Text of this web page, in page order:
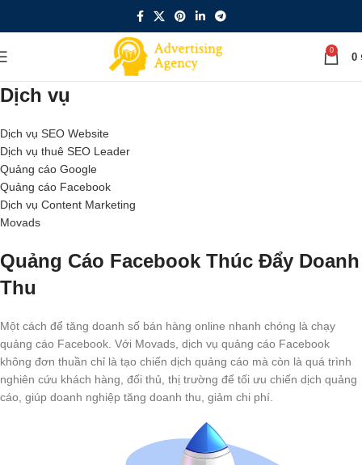
0
0
Dịch vụ
Dịch vụ SEO Website
Dịch vụ thuê SEO Leader
Quảng cáo Google
Quảng cáo Facebook
Dịch vụ Content Marketing
Movads
Quảng Cáo Facebook Thúc Đẩy Doanh
Thu
Một cách để tăng doanh số bán hàng online nhanh chóng là chạy
quảng cáo Facebook. Với Movads, dịch vụ quảng cáo Facebook
không đơn thuần chỉ là tạo chiến dịch quảng cáo mà còn là quá trình
nghiên cứu khách hàng, đối thủ, thị trường để tối ưu chiến dịch quảng
cáo, giúp doanh nghiệp tăng doanh thu, giảm chi phí.